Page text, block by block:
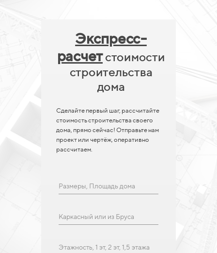
Экспресс-
расчетстоимости
строительства
дома
Сделайте первый шаг, рассчитайте
стоимость строительства своего
дома, прямо сейчас! Отправьте нам
проект или чертёж, оперативно
рассчитаем.
Размеры, Площадь дома
Каркасный или из Бруса
Этажность, 1 эт, 2 эт, 1,5 этажа